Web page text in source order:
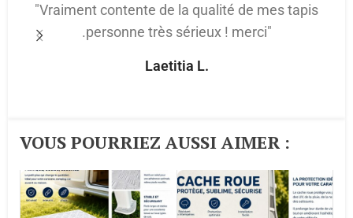
"Vraiment contente de la qualité de mes tapis
.personne très sérieux ! merci"
Laetitia L.
VOUS POURRIEZ AUSSI AIMER :​